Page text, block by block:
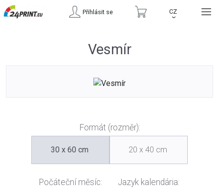
Přihlásit se CZ
›
Vesmír
Formát (rozměr):
30 x 60 cm 20 x 40 cm
Počáteční měsíc: Jazyk kalendária: